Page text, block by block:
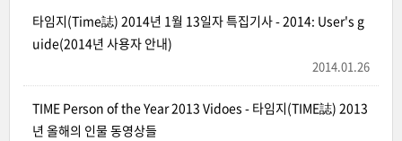
타임지(Time誌) 2014년 1월 13일자 특집기사 - 2014: User's g
uide(2014년 사용자 안내)
2014.01.26
TIME Person of the Year 2013 Vidoes - 타임지(TIME誌) 2013
년 올해의 인물 동영상들